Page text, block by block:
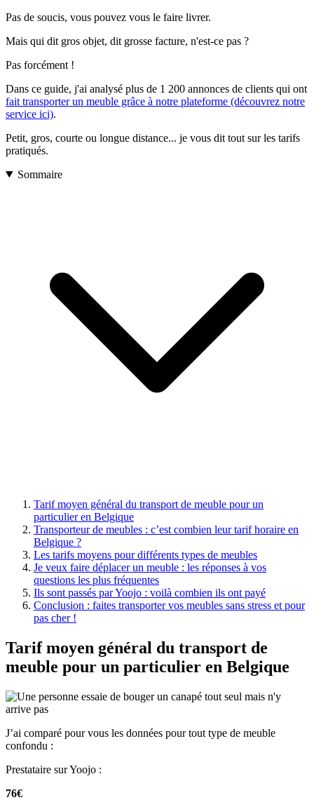
Pas de soucis, vous pouvez vous le faire livrer.
Mais qui dit gros objet, dit grosse facture, n'est-ce pas ?
Pas forcément !
Dans ce guide, j'ai analysé plus de 1 200 annonces de clients qui ont
fait transporter un meuble grâce à notre plateforme (découvrez notre
service ici).
Petit, gros, courte ou longue distance... je vous dit tout sur les tarifs
pratiqués.
Sommaire
Tarif moyen général du transport de meuble pour un
particulier en Belgique
Transporteur de meubles : c’est combien leur tarif horaire en
Belgique ?
Les tarifs moyens pour différents types de meubles
Je veux faire déplacer un meuble : les réponses à vos
questions les plus fréquentes
Ils sont passés par Yoojo : voilà combien ils ont payé
Conclusion : faites transporter vos meubles sans stress et pour
pas cher !
Tarif moyen général du transport de
meuble pour un particulier en Belgique
J’ai comparé pour vous les données pour tout type de meuble
confondu :
Prestataire sur Yoojo :
76€